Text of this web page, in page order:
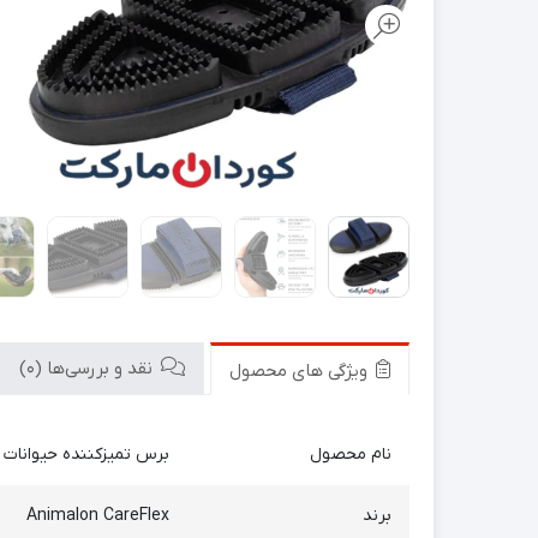
ویژگی های محصول نقد و بررسی‌ها (0)
نام محصول برس تمیزکننده حیوانات
برند Animalon CareFlex